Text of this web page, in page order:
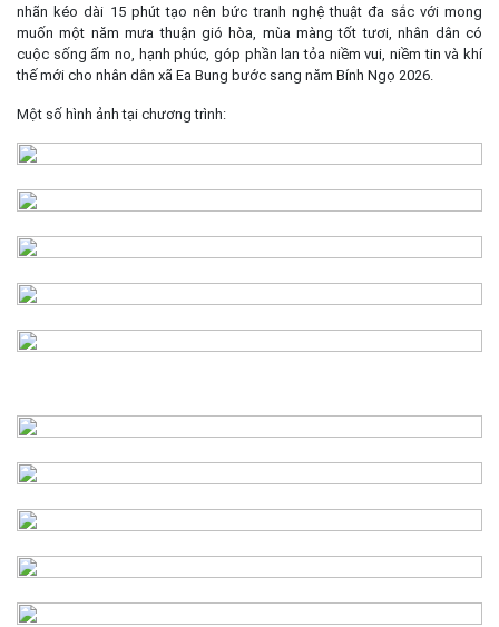
nhãn kéo dài 15 phút tạo nên bức tranh nghệ thuật đa sắc với mong
muốn một năm mưa thuận gió hòa, mùa màng tốt tươi, nhân dân có
cuộc sống ấm no, hạnh phúc, góp phần lan tỏa niềm vui, niềm tin và khí
thế mới cho nhân dân xã Ea Bung bước sang năm Bính Ngọ 2026.
Một số hình ảnh tại chương trình: